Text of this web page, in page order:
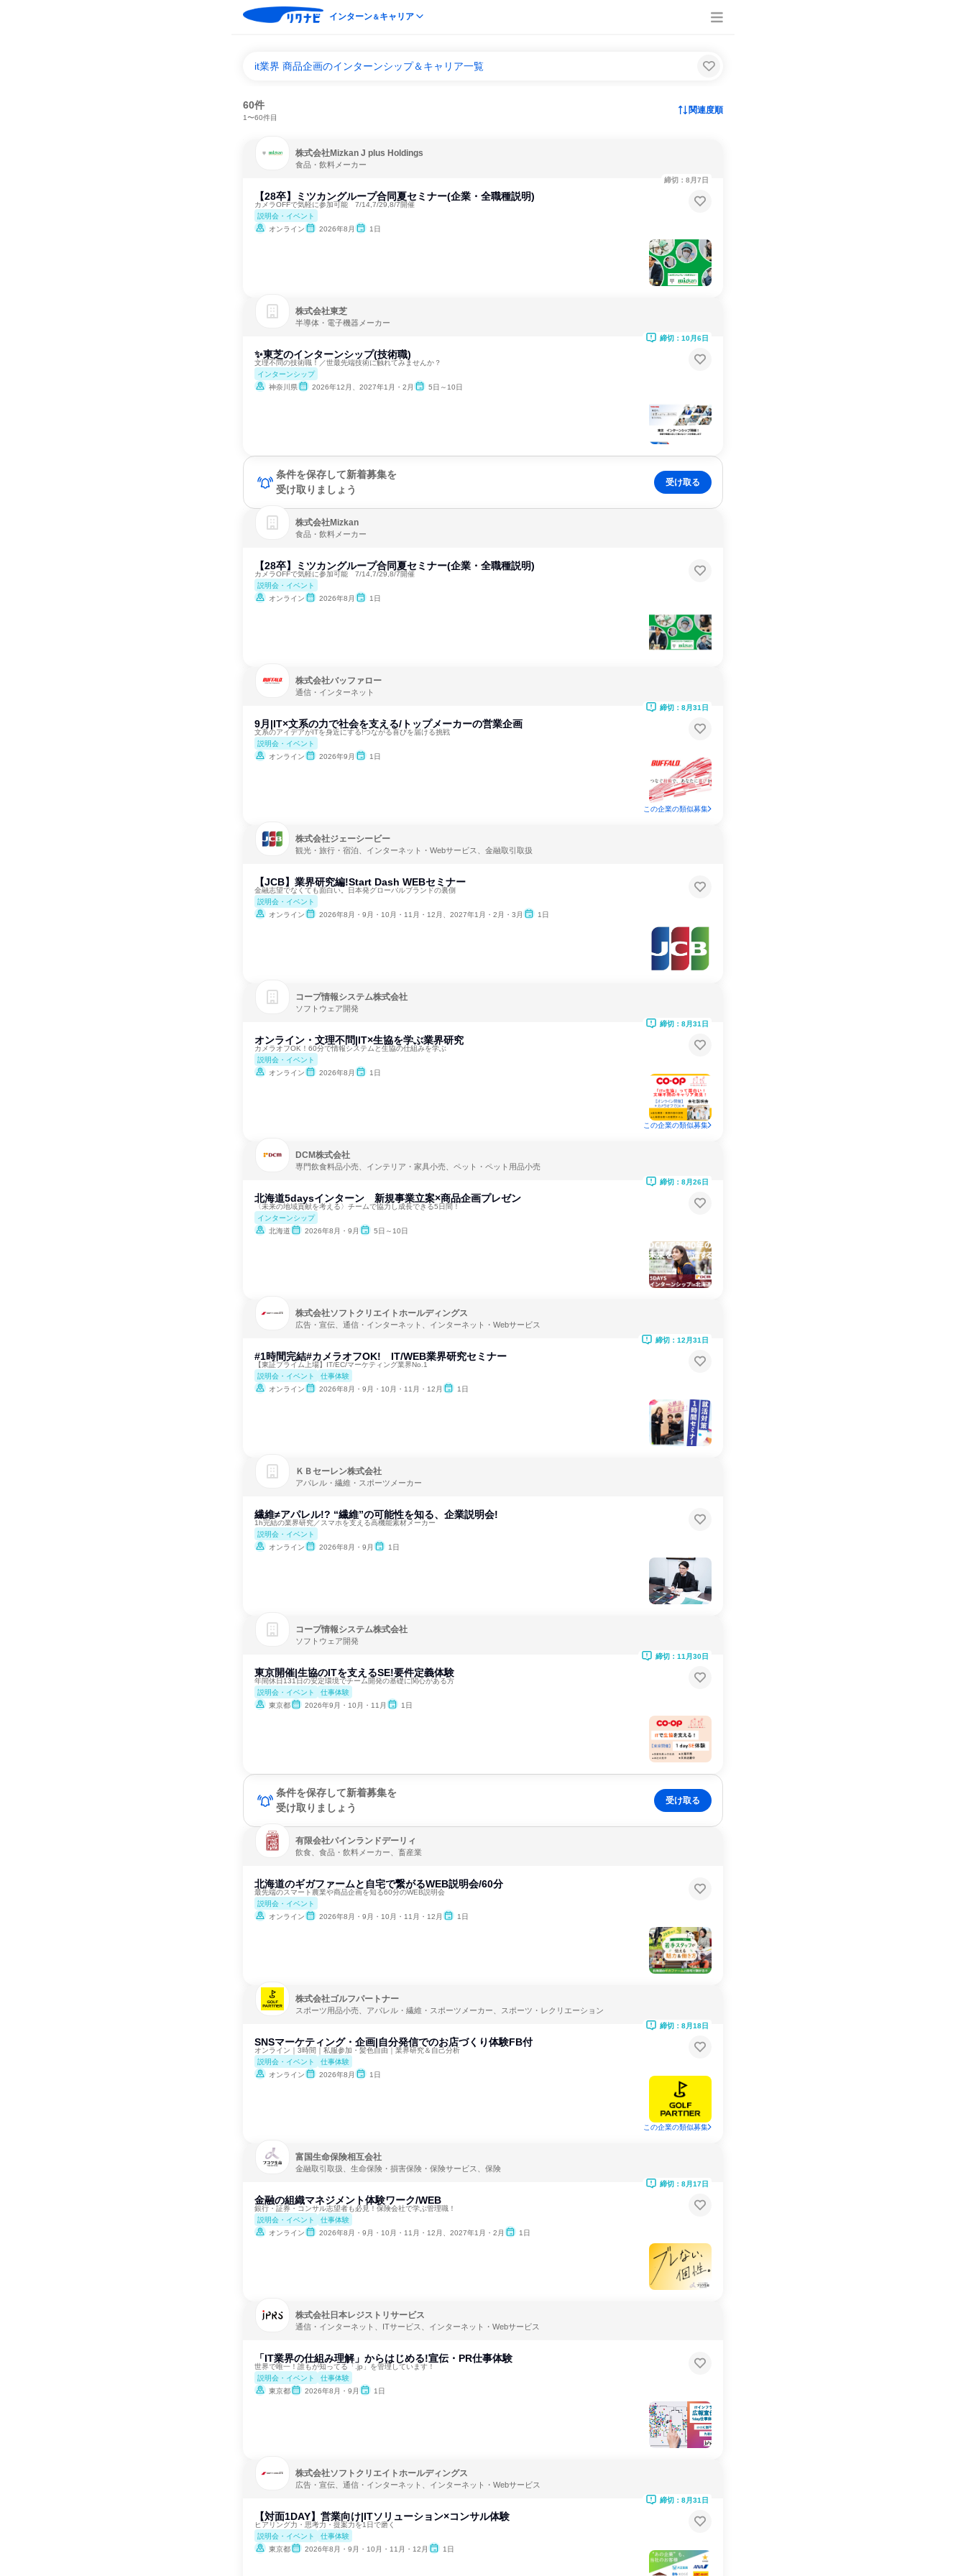
インターン＆キャリア
it業界 商品企画のインターンシップ＆キャリア一覧
60件
1〜60件目
関連度順
株式会社Mizkan J plus Holdings
食品・飲料メーカー
【28卒】ミツカングループ合同夏セミナー(企業・全職種説明)
カメラOFFで気軽に参加可能 7/14,7/29,8/7開催
説明会・イベント
オンライン
2026年8月 1日
締切：8月7日
株式会社東芝
半導体・電子機器メーカー
✨東芝のインターンシップ(技術職)
文理不問の技術職！／世最先端技術に触れてみませんか？
インターンシップ
神奈川県
2026年12月、2027年1月・2月 5日～10日
締切：10月6日
条件を保存して新着募集を
受け取りましょう
受け取る
株式会社Mizkan
食品・飲料メーカー
【28卒】ミツカングループ合同夏セミナー(企業・全職種説明)
カメラOFFで気軽に参加可能 7/14,7/29,8/7開催
説明会・イベント
オンライン
2026年8月 1日
株式会社バッファロー
通信・インターネット
9月|IT×文系の力で社会を支える/トップメーカーの営業企画
文系のアイデアがITを身近にする!つながる喜びを届ける挑戦
説明会・イベント
オンライン
2026年9月 1日
締切：8月31日
この企業の類似募集
株式会社ジェーシービー
観光・旅行・宿泊、インターネット・Webサービス、金融取引取扱
【JCB】業界研究編!Start Dash WEBセミナー
金融志望でなくても面白い。日本発グローバルブランドの裏側
説明会・イベント
オンライン
2026年8月・9月・10月・11月・12月、2027年1月・2月・3月 1日
コープ情報システム株式会社
ソフトウェア開発
オンライン・文理不問|IT×生協を学ぶ業界研究
カメラオフOK！60分で情報システムと生協の仕組みを学ぶ
説明会・イベント
オンライン
2026年8月 1日
締切：8月31日
この企業の類似募集
DCM株式会社
専門飲食料品小売、インテリア・家具小売、ペット・ペット用品小売
北海道5daysインターン 新規事業立案×商品企画プレゼン
〈未来の地域貢献を考える〉チームで協力し成長できる5日間！
インターンシップ
北海道
2026年8月・9月 5日～10日
締切：8月26日
株式会社ソフトクリエイトホールディングス
広告・宣伝、通信・インターネット、インターネット・Webサービス
#1時間完結#カメラオフOK! IT/WEB業界研究セミナー
【東証プライム上場】IT/EC/マーケティング業界No.1
説明会・イベント
仕事体験
オンライン
2026年8月・9月・10月・11月・12月 1日
締切：12月31日
ＫＢセーレン株式会社
アパレル・繊維・スポーツメーカー
繊維≠アパレル!? “繊維”の可能性を知る、企業説明会!
1h完結の業界研究／スマホを支える高機能素材メーカー
説明会・イベント
オンライン
2026年8月・9月 1日
コープ情報システム株式会社
ソフトウェア開発
東京開催|生協のITを支えるSE!要件定義体験
年間休日131日の安定環境でチーム開発の基礎に関心がある方
説明会・イベント
仕事体験
東京都
2026年9月・10月・11月 1日
締切：11月30日
条件を保存して新着募集を
受け取りましょう
受け取る
有限会社パインランドデーリィ
飲食、食品・飲料メーカー、畜産業
北海道のギガファームと自宅で繋がるWEB説明会/60分
最先端のスマート農業や商品企画を知る60分のWEB説明会
説明会・イベント
オンライン
2026年8月・9月・10月・11月・12月 1日
株式会社ゴルフパートナー
スポーツ用品小売、アパレル・繊維・スポーツメーカー、スポーツ・レクリエーション
SNSマーケティング・企画|自分発信でのお店づくり体験FB付
オンライン｜3時間｜私服参加・髪色自由｜業界研究＆自己分析
説明会・イベント
仕事体験
オンライン
2026年8月 1日
締切：8月18日
この企業の類似募集
富国生命保険相互会社
金融取引取扱、生命保険・損害保険・保険サービス、保険
金融の組織マネジメント体験ワーク/WEB
銀行・証券・コンサル志望者も必見！保険会社で学ぶ管理職！
説明会・イベント
仕事体験
オンライン
2026年8月・9月・10月・11月・12月、2027年1月・2月 1日
締切：8月17日
株式会社日本レジストリサービス
通信・インターネット、ITサービス、インターネット・Webサービス
「IT業界の仕組み理解」からはじめる!宣伝・PR仕事体験
世界で唯一！誰もが知ってる「.jp」を管理しています！
説明会・イベント
仕事体験
東京都
2026年8月・9月 1日
株式会社ソフトクリエイトホールディングス
広告・宣伝、通信・インターネット、インターネット・Webサービス
【対面1DAY】営業向け|ITソリューション×コンサル体験
ヒアリング力・思考力・提案力を1日で磨く
説明会・イベント
仕事体験
東京都
2026年8月・9月・10月・11月・12月 1日
締切：8月31日